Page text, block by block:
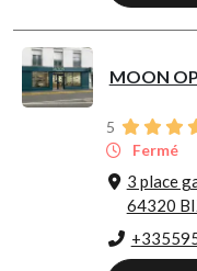
MOON
5
Fermé
3 place
64320